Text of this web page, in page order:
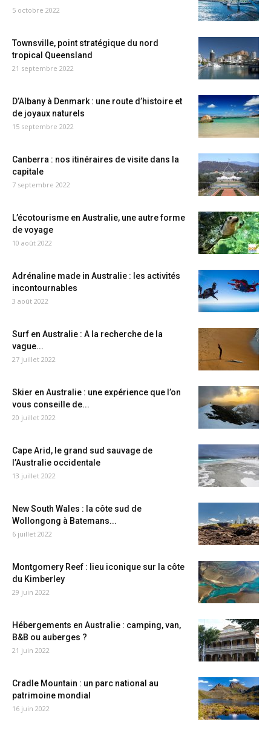
5 octobre 2022
Townsville, point stratégique du nord
tropical Queensland
21 septembre 2022
D’Albany à Denmark : une route d’histoire et
de joyaux naturels
15 septembre 2022
Canberra : nos itinéraires de visite dans la
capitale
7 septembre 2022
L’écotourisme en Australie, une autre forme
de voyage
10 août 2022
Adrénaline made in Australie : les activités
incontournables
3 août 2022
Surf en Australie : A la recherche de la
vague...
27 juillet 2022
Skier en Australie : une expérience que l’on
vous conseille de...
20 juillet 2022
Cape Arid, le grand sud sauvage de
l’Australie occidentale
13 juillet 2022
New South Wales : la côte sud de
Wollongong à Batemans...
6 juillet 2022
Montgomery Reef : lieu iconique sur la côte
du Kimberley
29 juin 2022
Hébergements en Australie : camping, van,
B&B ou auberges ?
21 juin 2022
Cradle Mountain : un parc national au
patrimoine mondial
16 juin 2022